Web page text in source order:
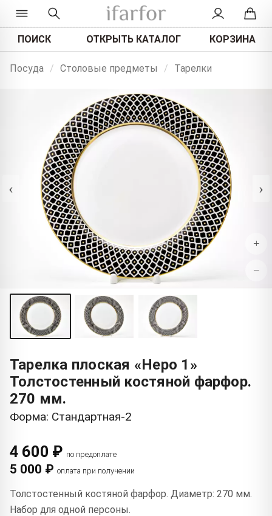
ПОИСК ОТКРЫТЬ КАТАЛОГ КОРЗИНА
Посуда / Столовые предметы / Тарелки
‹ ›
+
−
Тарелка плоская «Неро 1»
Толстостенный костяной фарфор.
270 мм.
Форма: Стандартная-2
4 600 ₽ по предоплате
5 000 ₽ оплата при получении
Толстостенный костяной фарфор. Диаметр: 270 мм.
Набор для одной персоны.